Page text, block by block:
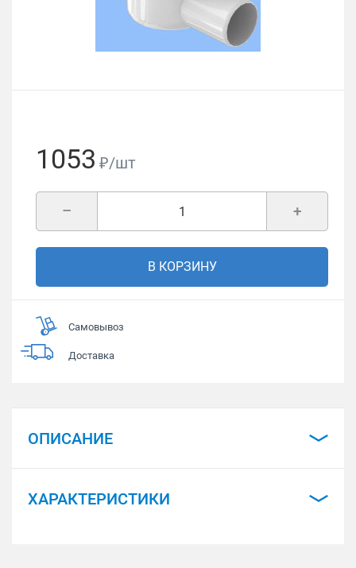
1053 ₽/шт
+
–
В КОРЗИНУ
Самовывоз
Доставка
ОПИСАНИЕ
ХАРАКТЕРИСТИКИ